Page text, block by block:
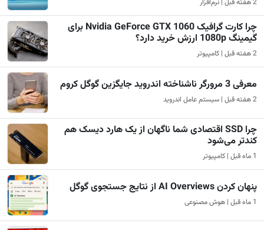
2 هفته قبل | نرم‌افزار
چرا کارت گرافیک Nvidia GeForce GTX 1060 برای
گیمینگ 1080p ارزش خرید دارد؟
2 هفته قبل | کامپیوتر
معرفی 3 مرورگر ناشناخته اندروید جایگزین گوگل کروم
2 هفته قبل | سیستم عامل اندروید
چرا SSD اقتصادی شما ناگهان از یک هارد دیسک هم
کندتر می‌شود
1 ماه قبل | کامپیوتر
پنهان کردن AI Overviews از نتایج جستجوی گوگل
1 ماه قبل | هوش مصنوعی